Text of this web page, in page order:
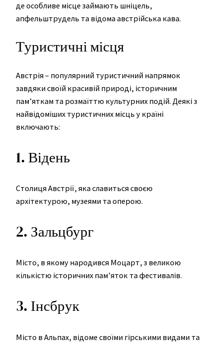
де особливе місце займають шніцель,
апфельштрудель та відома австрійська кава.
Туристичні місця
Австрія – популярний туристичний напрямок
завдяки своїй красивій природі, історичним
пам’яткам та розмаїттю культурних подій. Деякі з
найвідоміших туристичних місць у країні
включають:
1. Відень
Столиця Австрії, яка славиться своєю
архітектурою, музеями та оперою.
2. Зальцбург
Місто, в якому народився Моцарт, з великою
кількістю історичних пам’яток та фестивалів.
3. Інсбрук
Місто в Альпах, відоме своїми гірськими видами та